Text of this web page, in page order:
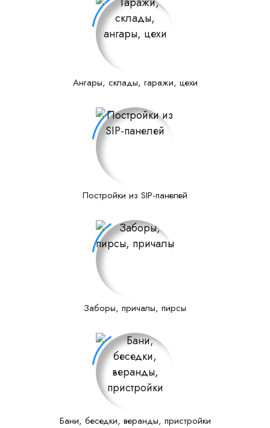
Ангары, склады, гаражи, цехи
Постройки из SIP-панелей
Заборы, причалы, пирсы
Бани, беседки, веранды, пристройки